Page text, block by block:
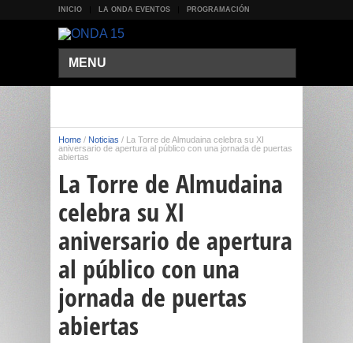
INICIO LA ONDA EVENTOS PROGRAMACIÓN
MENU
Home / Noticias / La Torre de Almudaina celebra su XI
aniversario de apertura al público con una jornada de puertas
abiertas
La Torre de Almudaina
celebra su XI
aniversario de apertura
al público con una
jornada de puertas
abiertas